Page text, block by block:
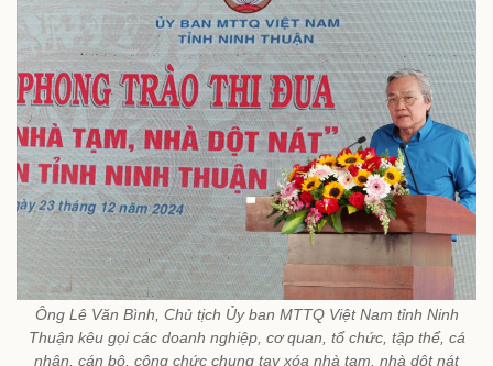
Ông Lê Văn Bình, Chủ tịch Ủy ban MTTQ Việt Nam tỉnh Ninh
Thuận kêu gọi các doanh nghiệp, cơ quan, tổ chức, tập thể, cá
nhân, cán bộ, công chức chung tay xóa nhà tạm, nhà dột nát